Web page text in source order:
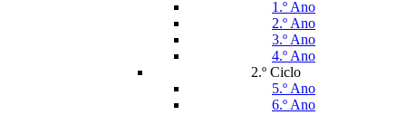
1.º Ano
2.º Ano
3.º Ano
4.º Ano
2.º Ciclo
5.º Ano
6.º Ano